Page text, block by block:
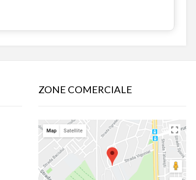
ZONE COMERCIALE